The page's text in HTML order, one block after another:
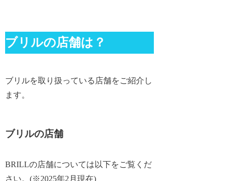
ブリルの店舗は？
ブリルを取り扱っている店舗をご紹介し
ます。
ブリルの店舗
BRILLの店舗については以下をご覧くだ
さい。(※2025年2月現在)